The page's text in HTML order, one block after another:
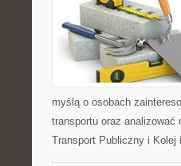
myślą o osobach
transportu oraz analizować
Transport Publiczny i